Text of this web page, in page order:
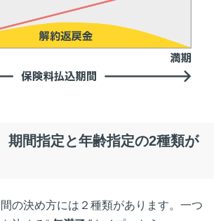
期間指定と年齢指定の2種類が
の決め方には２種類があります。一つ